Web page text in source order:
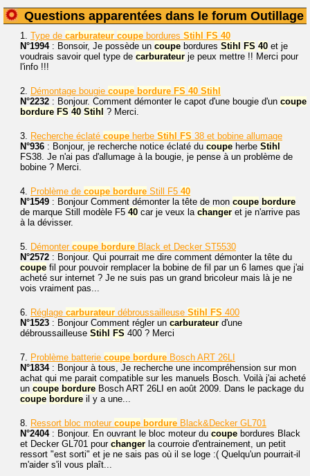
Questions apparentées dans le forum Outillage
1. Type de carburateur coupe bordures Stihl FS 40
N°1994: Bonsoir, Je possède un coupe bordures Stihl FS 40 et je
voudrais savoir quel type de carburateur je peux mettre !! Merci pour
l'info !!!
2. Démontage bougie coupe bordure FS 40 Stihl
N°2232 : Bonjour. Comment démonter le capot d'une bougie d'un coupe
bordure FS 40 Stihl ? Merci.
3. Recherche éclaté coupe herbe Stihl FS 38 et bobine allumage
N°936 : Bonjour, je recherche notice éclaté du coupe herbe Stihl
FS38. Je n'ai pas d'allumage à la bougie, je pense à un problème de
bobine ? Merci.
4. Problème de coupe bordure Still F5 40
N°1549 : Bonjour Comment démonter la tête de mon coupe bordure
de marque Still modèle F5 40 car je veux la changer et je n'arrive pas
à la dévisser.
5. Démonter coupe bordure Black et Decker ST5530
N°2572 : Bonjour. Qui pourrait me dire comment démonter la tête du
coupe fil pour pouvoir remplacer la bobine de fil par un 6 lames que j'ai
acheté sur internet ? Je ne suis pas un grand bricoleur mais là je ne
vois vraiment pas...
6. Réglage carburateur débroussailleuse Stihl FS 400
N°1523 : Bonjour Comment régler un carburateur d'une
débroussailleuse Stihl FS 400 ? Merci
7. Problème batterie coupe bordure Bosch ART 26LI
N°1834: Bonjour à tous, Je recherche une incompréhension sur mon
achat qui me parait compatible sur les manuels Bosch. Voilà j'ai acheté
un coupe bordure Bosch ART 26LI en août 2009. Dans le package du
coupe bordure il y a une...
8. Ressort bloc moteur coupe bordure Black&Decker GL701
N°2404: Bonjour. En ouvrant le bloc moteur du coupe bordures Black
et Decker GL701 pour changer la courroie d'entrainement, un petit
ressort "est sorti" et je ne sais pas où il se loge :( Quelqu'un pourrait-il
m'aider s'il vous plaît...